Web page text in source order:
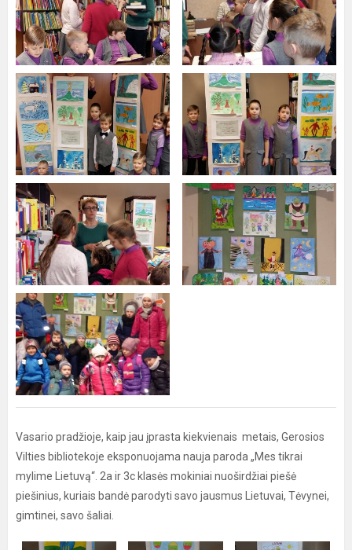
Vasario pradžioje, kaip jau įprasta kiekvienais metais, Gerosios
Vilties bibliotekoje eksponuojama nauja paroda „Mes tikrai
mylime Lietuvą“. 2a ir 3c klasės mokiniai nuoširdžiai piešė
piešinius, kuriais bandė parodyti savo jausmus Lietuvai, Tėvynei,
gimtinei, savo šaliai.